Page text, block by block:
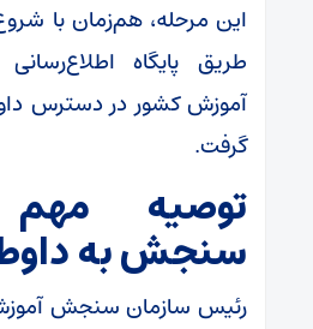
این مرحله، هم‌زمان با شروع
طریق پایگاه
آموزش کشور در دسترس
گرفت.
توصیه مهم
سنجش به
رئیس سازمان سنجش آموزش